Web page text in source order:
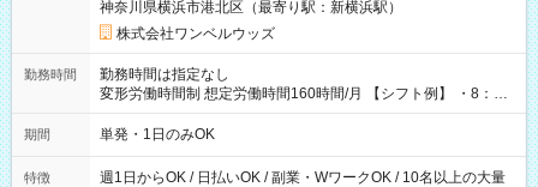
神奈川県横浜市港北区（最寄り駅：新横浜駅）
株式会社ワンベルウッズ
勤務時間
勤務時間は指定なし
変形労働時間制 想定労働時間160時間/月 【シフト例】 ・8：00
～21：00
期間 単発・1日のみOK
特徴
週1日からOK / 日払いOK / 副業・WワークOK / 10名以上の大量